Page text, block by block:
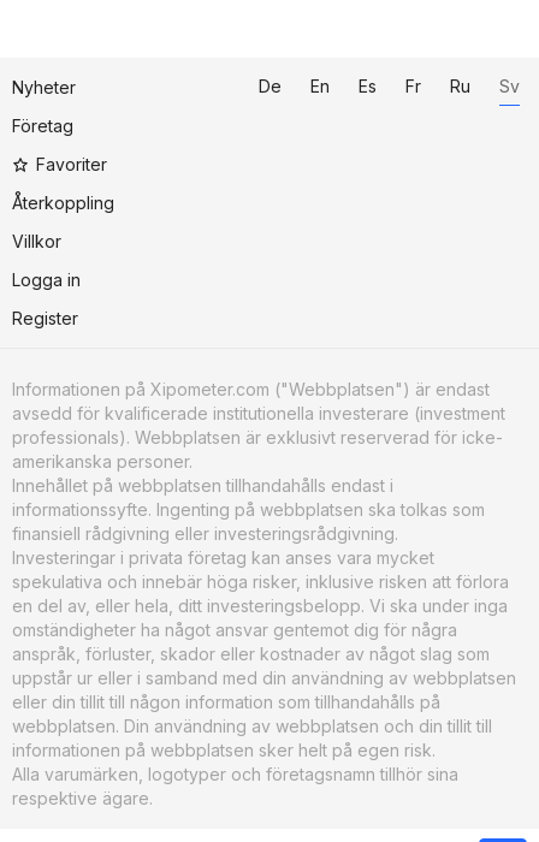
Nyheter
Företag
Favoriter
Återkoppling
Villkor
Logga in
Register
De En Es Fr Ru Sv
Informationen på Xipometer.com ("Webbplatsen") är endast
avsedd för kvalificerade institutionella investerare (investment
professionals). Webbplatsen är exklusivt reserverad för icke-
amerikanska personer.
Innehållet på webbplatsen tillhandahålls endast i
informationssyfte. Ingenting på webbplatsen ska tolkas som
finansiell rådgivning eller investeringsrådgivning.
Investeringar i privata företag kan anses vara mycket
spekulativa och innebär höga risker, inklusive risken att förlora
en del av, eller hela, ditt investeringsbelopp. Vi ska under inga
omständigheter ha något ansvar gentemot dig för några
anspråk, förluster, skador eller kostnader av något slag som
uppstår ur eller i samband med din användning av webbplatsen
eller din tillit till någon information som tillhandahålls på
webbplatsen. Din användning av webbplatsen och din tillit till
informationen på webbplatsen sker helt på egen risk.
Alla varumärken, logotyper och företagsnamn tillhör sina
respektive ägare.